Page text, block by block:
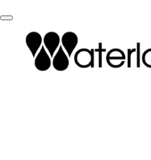
Перейти
содержанию